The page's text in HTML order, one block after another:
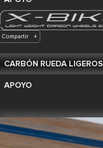
Compartir +
CARBÓN RUEDA LIGEROS
APOYO